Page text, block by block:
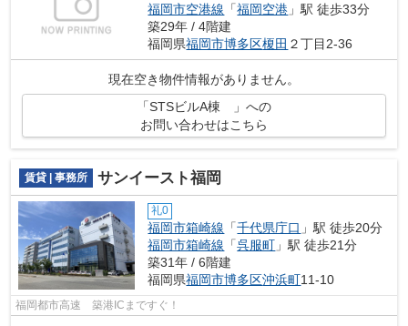
福岡市空港線 「福岡空港 」駅 徒歩33分
築29年 / 4階建
福岡県福岡市博多区榎田 ２丁目2-36
現在空き物件情報がありません。
「STSビルA棟 」への
お問い合わせはこちら
賃貸 | 事務所 サンイースト福岡
礼0
福岡市箱崎線 「千代県庁口 」駅 徒歩20分
福岡市箱崎線 「呉服町 」駅 徒歩21分
築31年 / 6階建
福岡県福岡市博多区沖浜町11-10
福岡都市高速 築港ICまですぐ！